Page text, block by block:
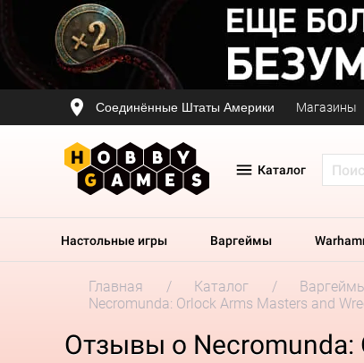
Соединённые Штаты Америки Магазины
Каталог
Настольные игры Варгеймы
Главная Каталог
Necromunda: Orlock Arms Masters and
Отзывы о Necromunda: